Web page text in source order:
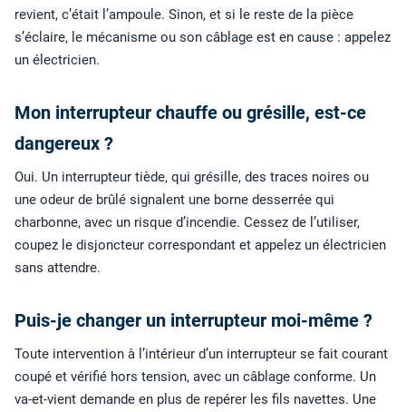
revient, c’était l’ampoule. Sinon, et si le reste de la pièce
s’éclaire, le mécanisme ou son câblage est en cause : appelez
un électricien.
Mon interrupteur chauffe ou grésille, est-ce
dangereux ?
Oui. Un interrupteur tiède, qui grésille, des traces noires ou
une odeur de brûlé signalent une borne desserrée qui
charbonne, avec un risque d’incendie. Cessez de l’utiliser,
coupez le disjoncteur correspondant et appelez un électricien
sans attendre.
Puis-je changer un interrupteur moi-même ?
Toute intervention à l’intérieur d’un interrupteur se fait courant
coupé et vérifié hors tension, avec un câblage conforme. Un
va-et-vient demande en plus de repérer les fils navettes. Une